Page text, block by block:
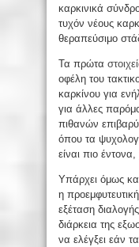
καρκινικά
τυχόν νέους
θεραπεύσιμο
Τα πρώτα
οφέλη του
καρκίνου για
για άλλες
πιθανών
όπου τα
είναι πιο
Υπάρχει όμως
η
εξέταση
διάρκεια της
να ελέγξει εάν